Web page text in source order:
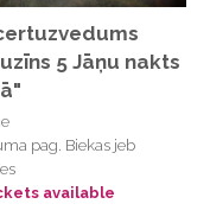
baznīca
iela 9
iela 9
5 Jāņu nakts
pag. Biekas jeb
available